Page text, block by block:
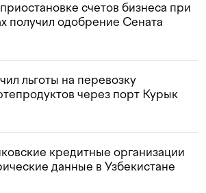
счетов бизнеса при
получил одобрение Сената
льготы на перевозку
через порт Курык
кредитные организации
данные в Узбекистане